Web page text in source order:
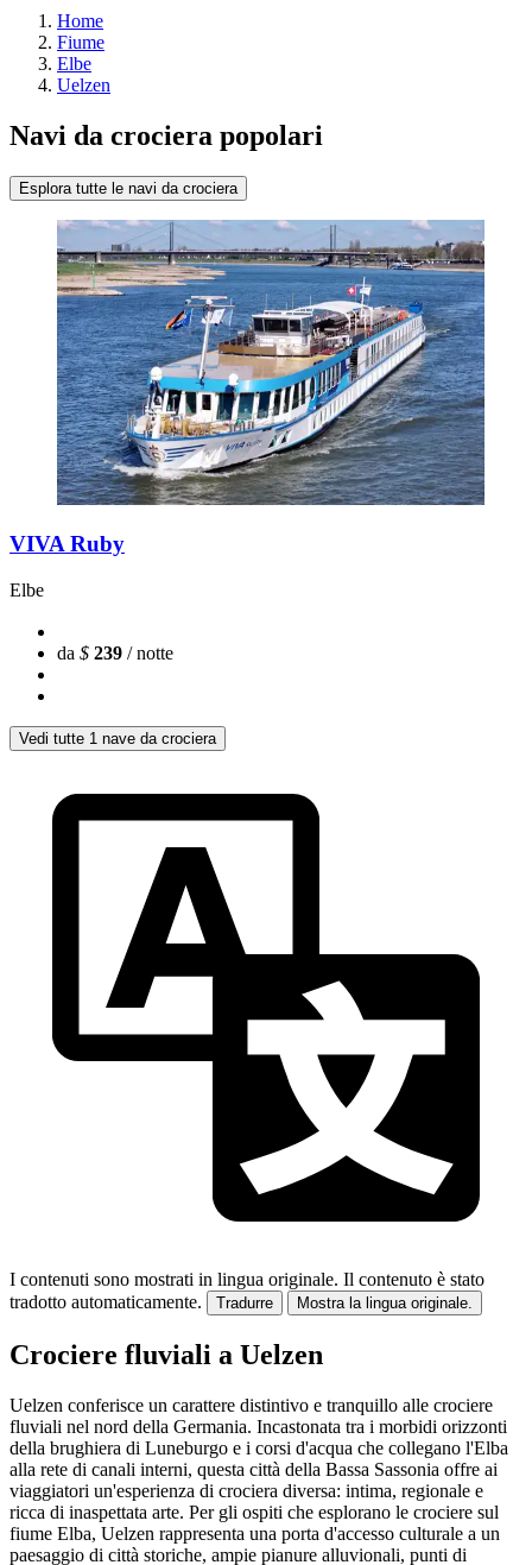
Home
Fiume
Elbe
Uelzen
Navi da crociera popolari
Esplora tutte le navi da crociera
VIVA Ruby
Elbe
da $ 239 / notte
Vedi tutte 1 nave da crociera
I contenuti sono mostrati in lingua originale. Il contenuto è stato
tradotto automaticamente.
Tradurre Mostra la lingua originale.
Crociere fluviali a Uelzen
Uelzen conferisce un carattere distintivo e tranquillo alle crociere
fluviali nel nord della Germania. Incastonata tra i morbidi orizzonti
della brughiera di Luneburgo e i corsi d'acqua che collegano l'Elba
alla rete di canali interni, questa città della Bassa Sassonia offre ai
viaggiatori un'esperienza di crociera diversa: intima, regionale e
ricca di inaspettata arte. Per gli ospiti che esplorano le crociere sul
fiume Elba, Uelzen rappresenta una porta d'accesso culturale a un
paesaggio di città storiche, ampie pianure alluvionali, punti di